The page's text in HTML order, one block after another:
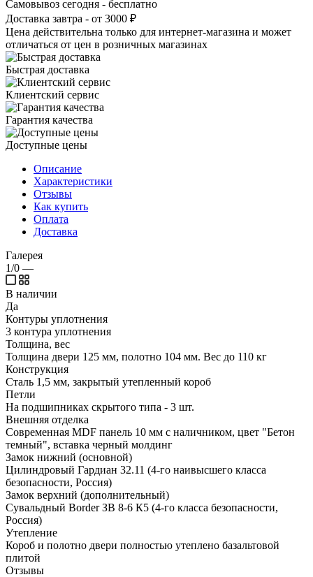
Самовывоз сегодня - бесплатно
Доставка завтра - от 3000 ₽
Цена действительна только для интернет-магазина и может
отличаться от цен в розничных магазинах
Быстрая доставка
Клиентский сервис
Гарантия качества
Доступные цены
Описание
Характеристики
Отзывы
Как купить
Оплата
Доставка
Галерея
1/0 —
В наличии
Да
Контуры уплотнения
3 контура уплотнения
Толщина, вес
Толщина двери 125 мм, полотно 104 мм. Вес до 110 кг
Конструкция
Сталь 1,5 мм, закрытый утепленный короб
Петли
На подшипниках скрытого типа - 3 шт.
Внешняя отделка
Современная MDF панель 10 мм с наличником, цвет "Бетон
темный", вставка черный молдинг
Замок нижний (основной)
Цилиндровый Гардиан 32.11 (4-го наивысшего класса
безопасности, Россия)
Замок верхний (дополнительный)
Сувальдный Border ЗВ 8-6 К5 (4-го класса безопасности,
Россия)
Утепление
Короб и полотно двери полностью утеплено базальтовой
плитой
Отзывы